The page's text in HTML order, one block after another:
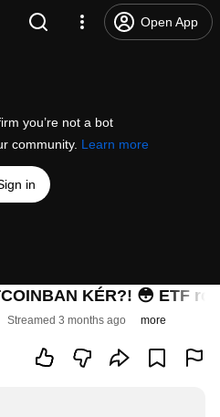
Open App
you’re not a bot
community. Learn more
in
KÉR?! 😳 ETF
Streamed 3 months ago more